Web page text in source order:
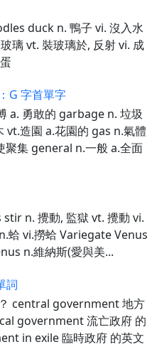
duck n. 鴨子 vi. 沒入水
璃 vt. 裝玻璃於, 反射 vi. 成
G 字首單字
a. 勇敢的 garbage n. 垃圾
vt.造園 a.花園的 gas n.氣體
集 general n.一般 a.全面
n. 攪動, 監獄 vt. 攪動 vi.
蛤 vi.撈蛤 Variegate Venus
n.維納斯(愛與美...
詞
central government 地方
government 流亡政府 的
in exile 臨時政府 的英文